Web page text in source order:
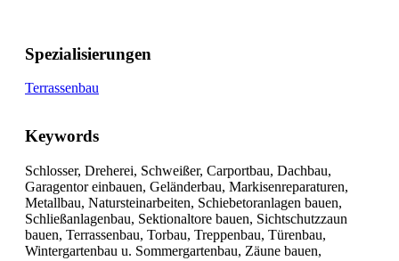
Spezialisierungen
Terrassenbau
Keywords
Schlosser, Dreherei, Schweißer, Carportbau, Dachbau,
Garagentor einbauen, Geländerbau, Markisenreparaturen,
Metallbau, Natursteinarbeiten, Schiebetoranlagen bauen,
Schließanlagenbau, Sektionaltore bauen, Sichtschutzzaun
bauen, Terrassenbau, Torbau, Treppenbau, Türenbau,
Wintergartenbau u. Sommergartenbau, Zäune bauen,